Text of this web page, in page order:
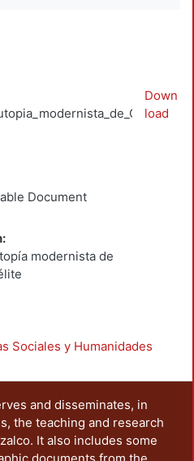
Document
modernista de
Down
load
Sociales y Humanidades
and disseminates, in
the teaching and research
It also includes some